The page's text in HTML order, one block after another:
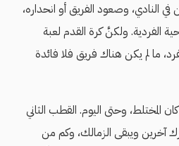
في النادي، وصعود الفريق أو انحداره،
الفردية. ولكنَّ كرة القدم لعبة
ما لم يكن هناك فريق فلا فائدة
المختلط، وحتى اليوم. القطب الثاني
آخرين ويبقى الزمالك، وكم من